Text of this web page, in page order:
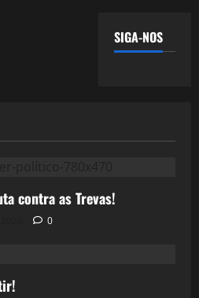
SIGA-NOS
contra as Trevas!
0